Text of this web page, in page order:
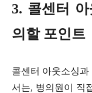
3. 콜센터
의할 포인트
콜센터 아웃소싱과
서는, 병의원이 직